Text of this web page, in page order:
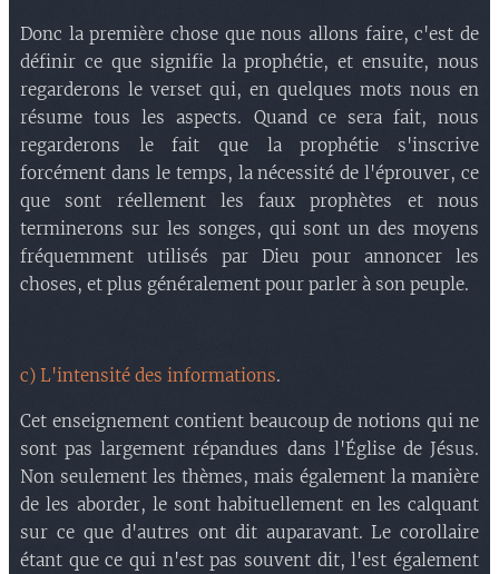
Donc la première chose que nous allons faire, c'est de
définir ce que signifie la prophétie, et ensuite, nous
regarderons le verset qui, en quelques mots nous en
résume tous les aspects. Quand ce sera fait, nous
regarderons le fait que la prophétie s'inscrive
forcément dans le temps, la nécessité de l'éprouver, ce
que sont réellement les faux prophètes et nous
terminerons sur les songes, qui sont un des moyens
fréquemment utilisés par Dieu pour annoncer les
choses, et plus généralement pour parler à son peuple.
c) L'intensité des informations.
Cet enseignement contient beaucoup de notions qui ne
sont pas largement répandues dans l'Église de Jésus.
Non seulement les thèmes, mais également la manière
de les aborder, le sont habituellement en les calquant
sur ce que d'autres ont dit auparavant. Le corollaire
étant que ce qui n'est pas souvent dit, l'est également